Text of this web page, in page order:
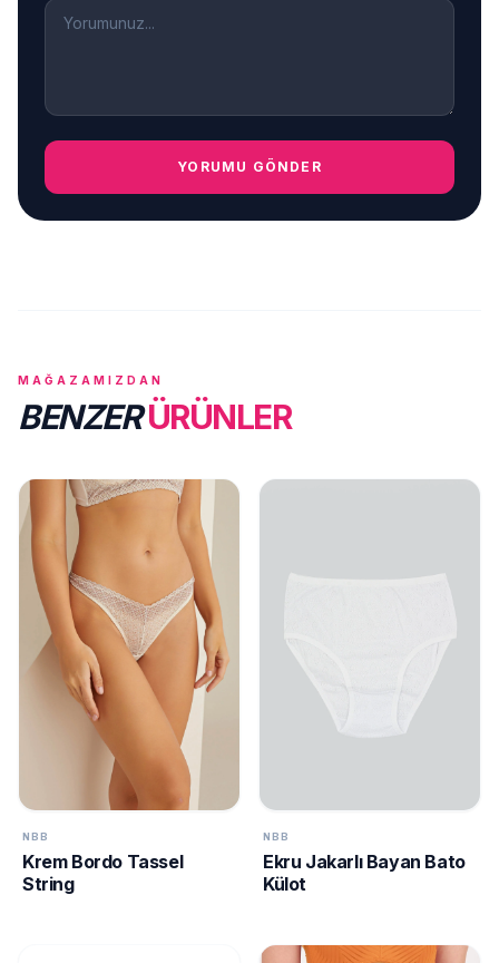
YORUMU GÖNDER
MAĞAZAMIZDAN
BENZERÜRÜNLER
NBB
Krem Bordo Tassel
String
NBB
Ekru Jakarlı Bayan Bato
Külot